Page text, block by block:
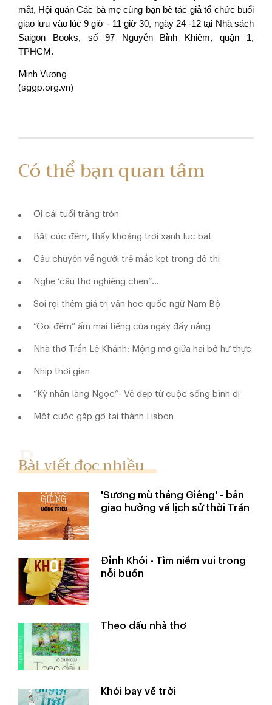
mắt, Hội quán Các bà mẹ cùng bạn bè tác giả tổ chức buổi
giao lưu vào lúc 9 giờ - 11 giờ 30, ngày 24 -12 tại Nhà sách
Saigon Books, số 97 Nguyễn Bỉnh Khiêm, quận 1,
TPHCM.
Minh Vương
(sggp.org.vn)
Có thể bạn quan tâm
Ơi cái tuổi trăng tròn
Bật cúc đêm, thấy khoảng trời xanh lục bát
Câu chuyện về người trẻ mắc kẹt trong đô thị
Nghe ‘câu thơ nghiêng chén”…
Soi rọi thêm giá trị văn học quốc ngữ Nam Bộ
“Gọi đêm” ấm mãi tiếng của ngày đầy nắng
Nhà thơ Trần Lê Khánh: Mộng mơ giữa hai bờ hư thực
Nhịp thời gian
“Kỳ nhân làng Ngọc”- Vẻ đẹp từ cuộc sống bình dị
Một cuộc gặp gỡ tại thành Lisbon
Bài viết đọc nhiều
'Sương mù tháng Giêng' - bản
giao hưởng về lịch sử thời Trần
Đỉnh Khói - Tìm niềm vui trong
nỗi buồn
Theo dấu nhà thơ
Khói bay về trời